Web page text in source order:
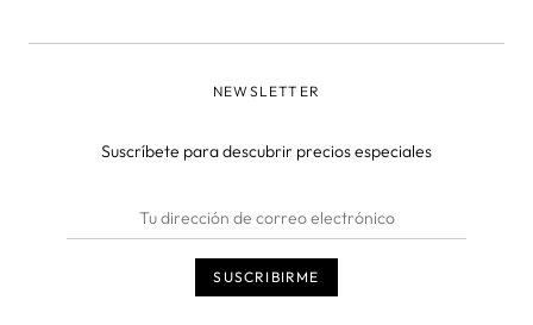
NEWSLETTER
Suscríbete para descubrir precios especiales